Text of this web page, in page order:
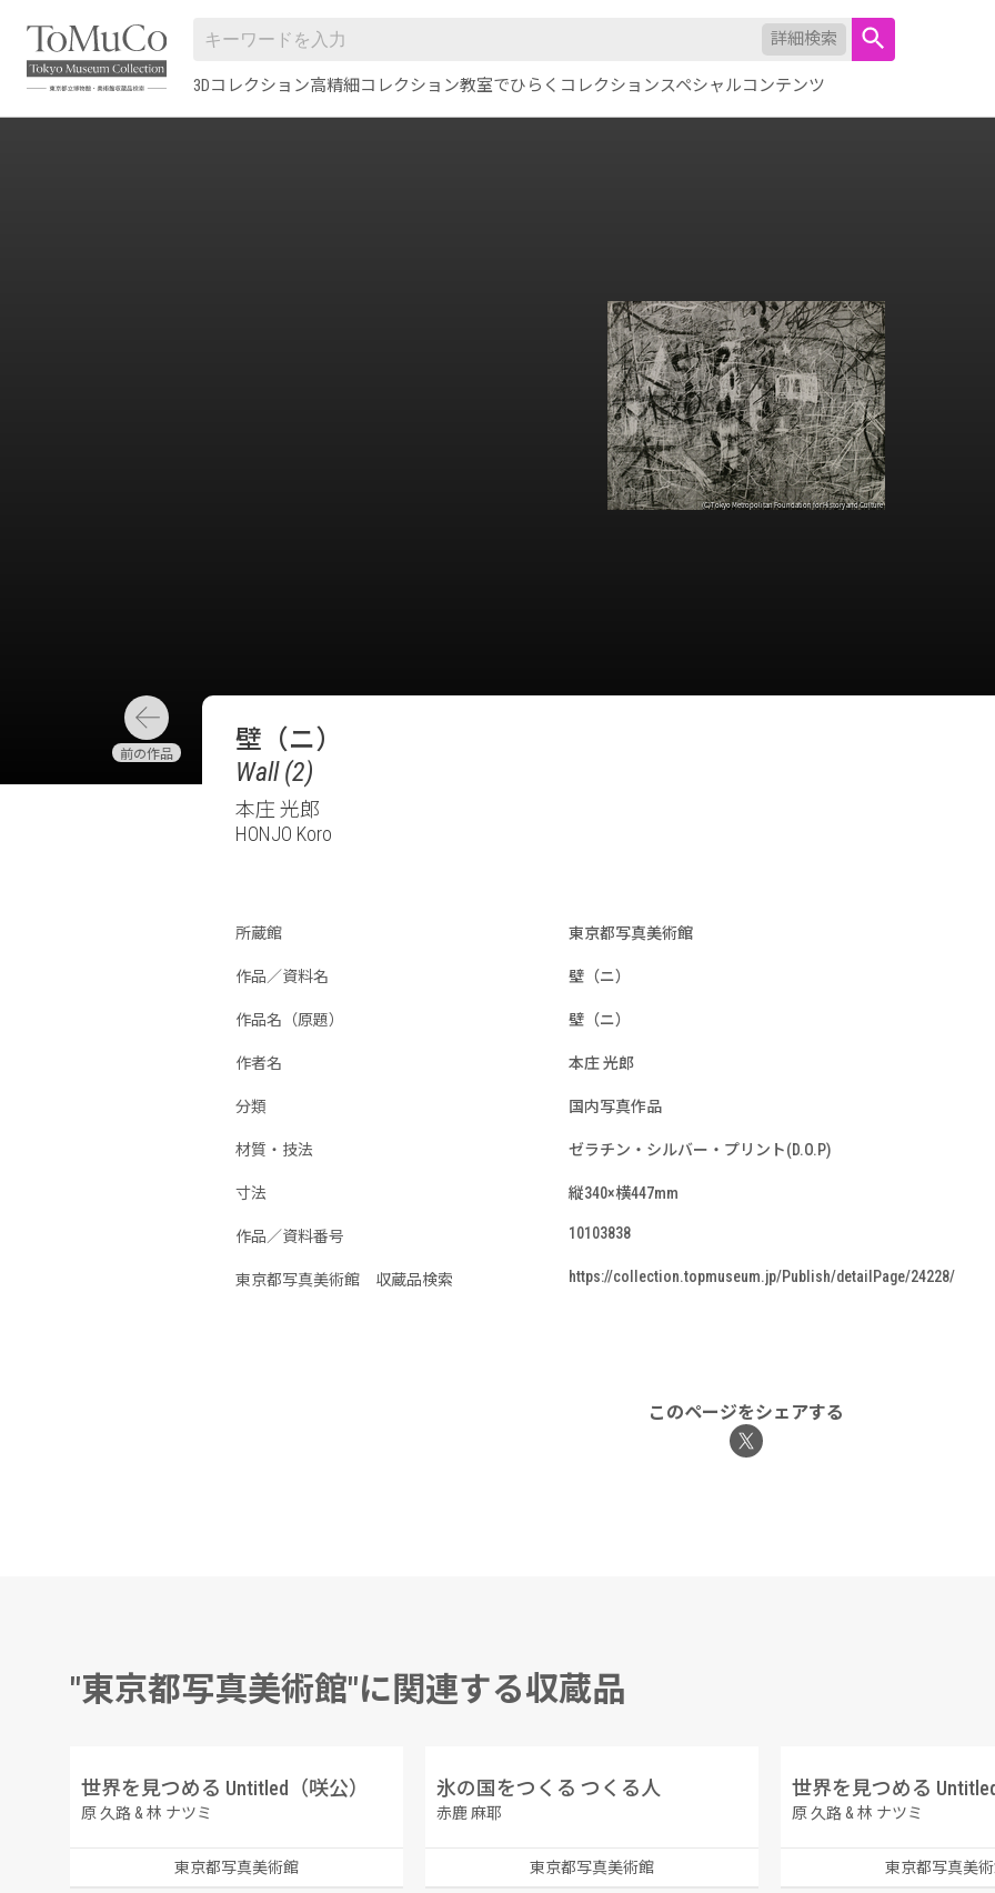
詳細検索
3Dコレクション高精細コレクション教室でひらくコレクションスペシャルコンテンツ
壁（ニ）
Wall (2)
本庄 光郎
HONJO Koro
所蔵館 東京都写真美術館
作品／資料名 壁（ニ）
作品名（原題） 壁（ニ）
作者名 本庄 光郎
分類 国内写真作品
材質・技法 ゼラチン・シルバー・プリント(D.O.P)
寸法 縦340×横447mm
作品／資料番号 10103838
東京都写真美術館 収蔵品検索 https://collection.topmuseum.jp/Publish/detailPage/24228/
このページをシェアする
"東京都写真美術館"に関連する収蔵品
世界を見つめる Untitled（咲公）
原 久路 & 林 ナツミ
東京都写真美術館
氷の国をつくる つくる人
赤鹿 麻耶
東京都写真美術館
世界を見つめる
原 久路 & 林 ナツミ
東京都写真美